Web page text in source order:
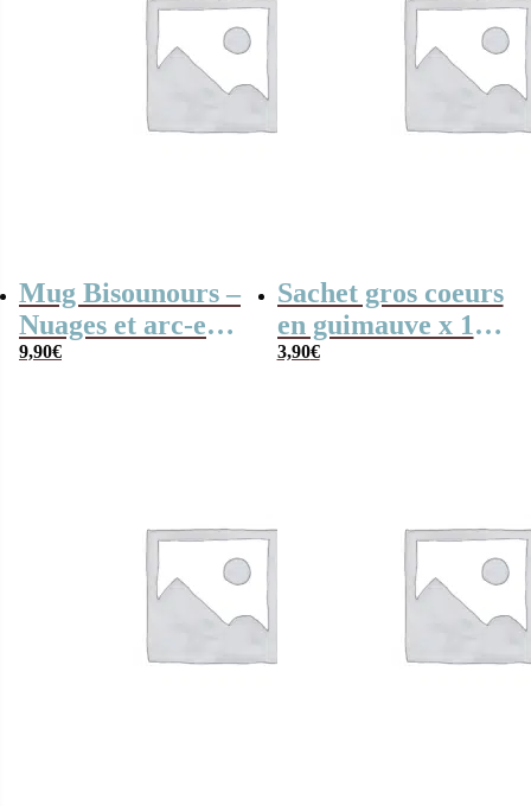
Mug Bisounours –
Nuages et arc-en-
ciel – Nouveau
9,90€
Sachet gros coeurs
en guimauve x 15
– Bisounours
3,90€